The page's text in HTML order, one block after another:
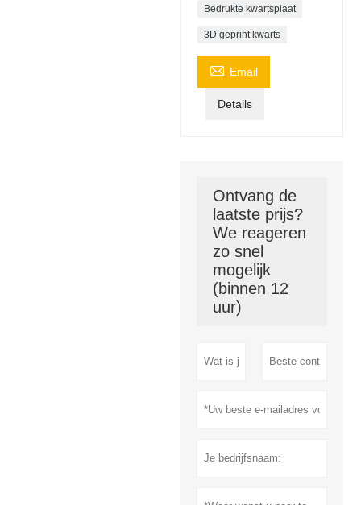
Bedrukte kwartsplaat
3D geprint kwarts
 Email
Details
Ontvang de
laatste prijs?
We reageren
zo snel
mogelijk
(binnen 12
uur)